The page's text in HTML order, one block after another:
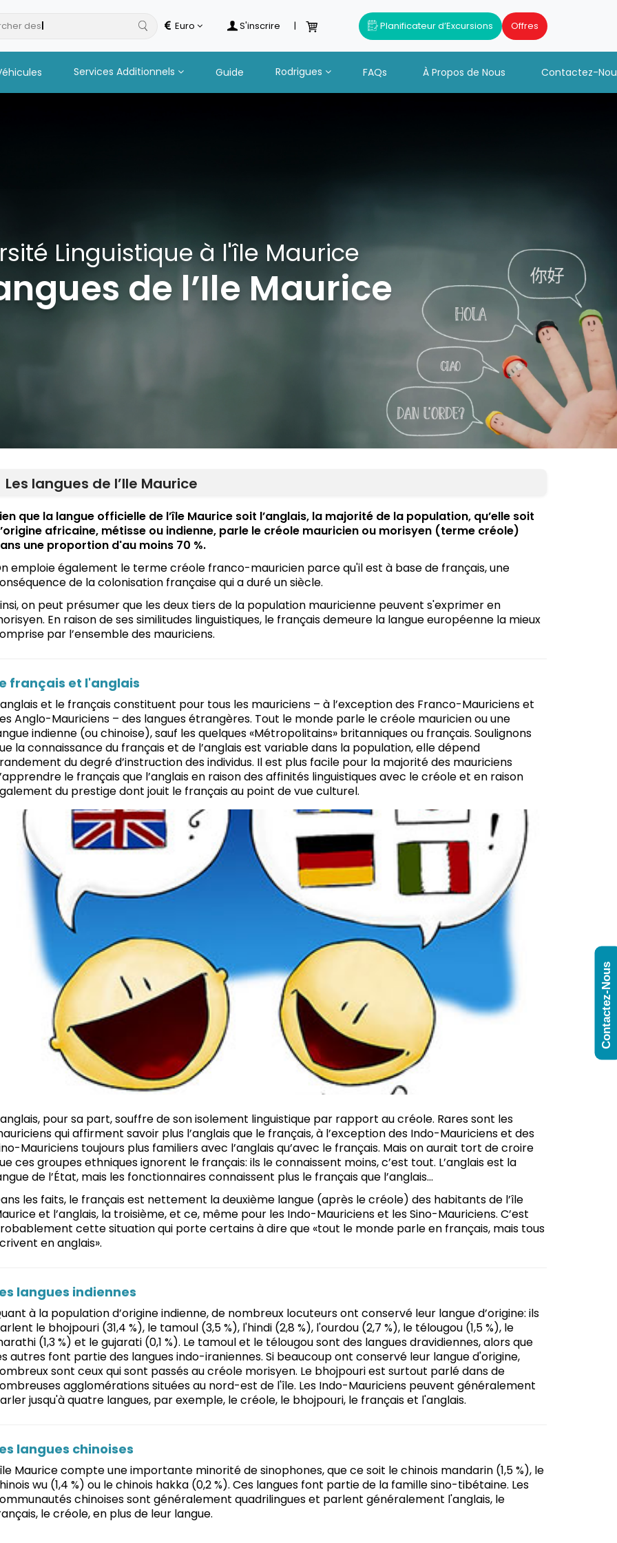
deshotels Euro S'inscrire | Planificateur d’Excursions Offres
Services Additionnels Guide Rodrigues FAQs À Propos de Nous Contactez-
Linguistique à l'île Maurice
de l’Ile Maurice
Les langues de l’Ile Maurice
que la langue officielle de l’île Maurice soit l’anglais, la majorité de la population, qu’elle soit
africaine, métisse ou indienne, parle le créole mauricien ou morisyen (terme créole)
une proportion d'au moins 70 %.
emploie également le terme créole franco-mauricien parce qu'il est à base de français, une
de la colonisation française qui a duré un siècle.
on peut présumer que les deux tiers de la population mauricienne peuvent s'exprimer en
En raison de ses similitudes linguistiques, le français demeure la langue européenne la mieux
par l’ensemble des mauriciens.
français et l'anglais
et le français constituent pour tous les mauriciens – à l’exception des Franco-Mauriciens et
Anglo-Mauriciens – des langues étrangères. Tout le monde parle le créole mauricien ou une
indienne (ou chinoise), sauf les quelques «Métropolitains» britanniques ou français. Soulignons
la connaissance du français et de l’anglais est variable dans la population, elle dépend
du degré d’instruction des individus. Il est plus facile pour la majorité des mauriciens
le français que l’anglais en raison des affinités linguistiques avec le créole et en raison
du prestige dont jouit le français au point de vue culturel.
pour sa part, souffre de son isolement linguistique par rapport au créole. Rares sont les
qui affirment savoir plus l’anglais que le français, à l’exception des Indo-Mauriciens et des
Mauriciens toujours plus familiers avec l’anglais qu’avec le français. Mais on aurait tort de croire
ces groupes ethniques ignorent le français: ils le connaissent moins, c’est tout. L’anglais est la
de l’État, mais les fonctionnaires connaissent plus le français que l’anglais...
les faits, le français est nettement la deuxième langue (après le créole) des habitants de l’île
et l’anglais, la troisième, et ce, même pour les Indo-Mauriciens et les Sino-Mauriciens. C’est
cette situation qui porte certains à dire que «tout le monde parle en français, mais tous
en anglais».
langues indiennes
à la population d’origine indienne, de nombreux locuteurs ont conservé leur langue d’origine: ils
le bhojpouri (31,4 %), le tamoul (3,5 %), l'hindi (2,8 %), l'ourdou (2,7 %), le télougou (1,5 %), le
(1,3 %) et le gujarati (0,1 %). Le tamoul et le télougou sont des langues dravidiennes, alors que
autres font partie des langues indo-iraniennes. Si beaucoup ont conservé leur langue d'origine,
sont ceux qui sont passés au créole morisyen. Le bhojpouri est surtout parlé dans de
agglomérations situées au nord-est de l'île. Les Indo-Mauriciens peuvent généralement
jusqu'à quatre langues, par exemple, le créole, le bhojpouri, le français et l'anglais.
langues chinoises
Maurice compte une importante minorité de sinophones, que ce soit le chinois mandarin (1,5 %), le
wu (1,4 %) ou le chinois hakka (0,2 %). Ces langues font partie de la famille sino-tibétaine. Les
chinoises sont généralement quadrilingues et parlent généralement l'anglais, le
le créole, en plus de leur langue.
Contactez-Nous